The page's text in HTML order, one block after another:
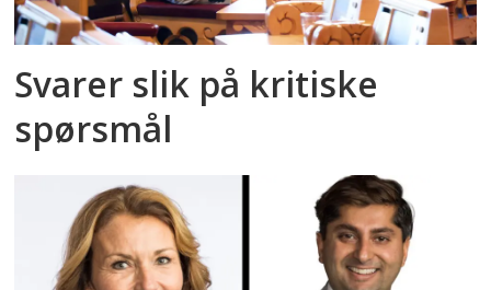
Svarer slik på kritiske
spørsmål